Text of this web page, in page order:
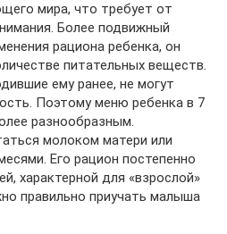
мира, что требует от
Более подвижный
рациона ребенка, он
питательных веществ.
ему ранее, не могут
Поэтому меню ребенка в 7
разнообразным.
молоком матери или
Его рацион постепенно
характерной для «взрослой»
правильно приучать малыша